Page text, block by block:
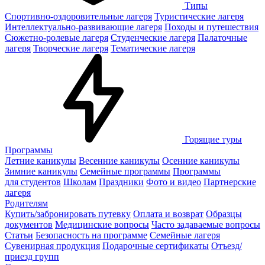
Типы
Спортивно-оздоровительные лагеря Туристические лагеря
Интеллектуально-развивающие лагеря Походы и путешествия
Сюжетно-ролевые лагеря Студенческие лагеря Палаточные
лагеря Творческие лагеря Тематические лагеря
Горящие туры
Программы
Летние каникулы Весенние каникулы Осенние каникулы
Зимние каникулы Семейные программы Программы
для студентов Школам Праздники Фото и видео Партнерские
лагеря
Родителям
Купить/забронировать путевку Оплата и возврат Образцы
документов Медицинские вопросы Часто задаваемые вопросы
Статьи Безопасность на программе Семейные лагеря
Сувенирная продукция Подарочные сертификаты Отъезд/
приезд групп